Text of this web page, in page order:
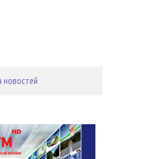
новостей